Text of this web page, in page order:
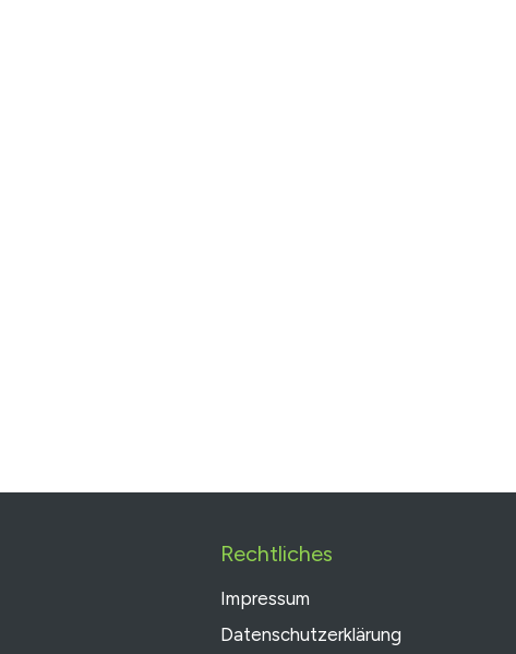
Rechtliches
Impressum
Datenschutzerklärung